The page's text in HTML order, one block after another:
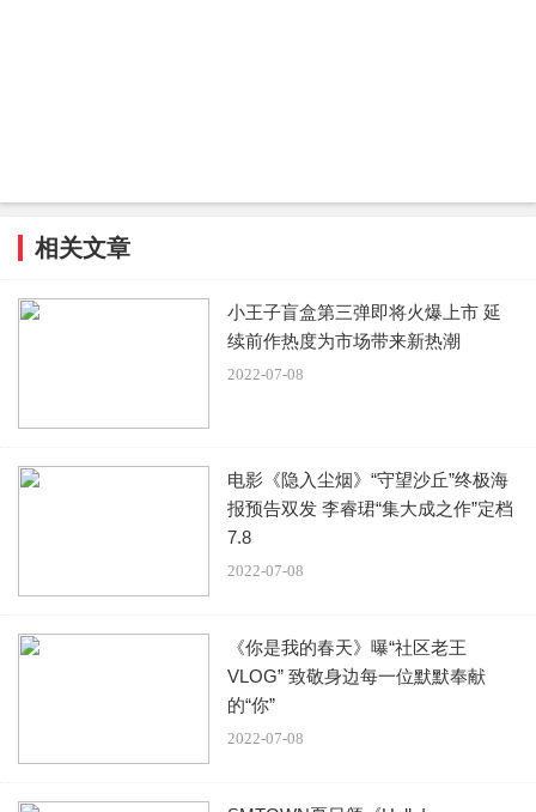
相关文章
小王子盲盒第三弹即将火爆上市 延
续前作热度为市场带来新热潮
2022-07-08
电影《隐入尘烟》“守望沙丘”终极海
报预告双发 李睿珺“集大成之作”定档
7.8
2022-07-08
《你是我的春天》曝“社区老王
VLOG” 致敬身边每一位默默奉献
的“你”
2022-07-08